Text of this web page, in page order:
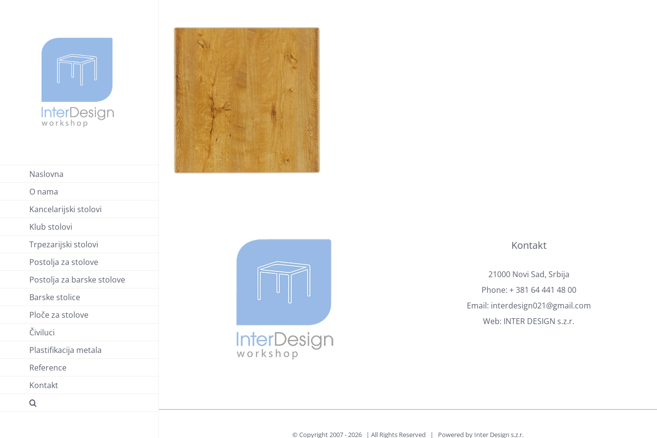
Naslovna
O nama
Kancelarijski stolovi
Klub stolovi
Trpezarijski stolovi
Postolja za stolove
Postolja za barske stolove
Barske stolice
Ploče za stolove
Čiviluci
Plastifikacija metala
Reference
Kontakt
Kontakt
21000 Novi Sad, Srbija
Phone: + 381 64 441 48 00
Email: interdesign021@gmail.com
Web: INTER DESIGN s.z.r.
© Copyright 2007 -2026 | All Rights Reserved | Powered by Inter Design s.z.r.